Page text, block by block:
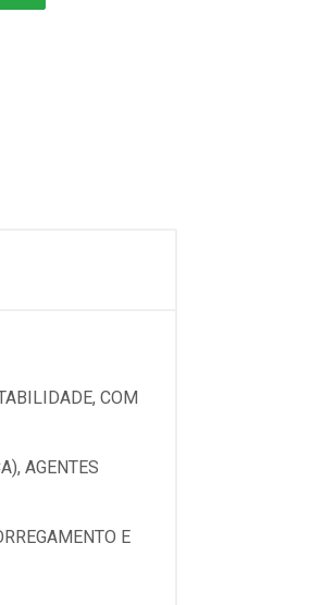
COM
AGENTES
E